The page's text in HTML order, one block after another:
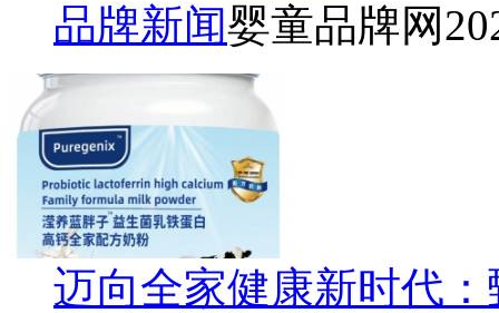
品牌新闻婴童品牌网
迈向全家健康新时代